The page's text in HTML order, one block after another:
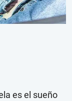
es el sueño